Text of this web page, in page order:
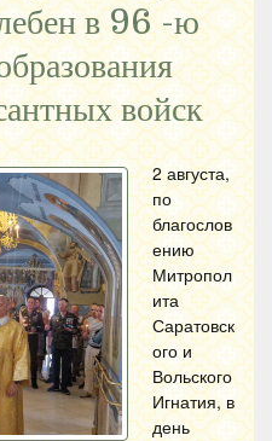
в 96 -ю
войск
2 августа,
по
благослов
ению
Митропол
ита
Саратовск
ого и
Вольского
Игнатия, в
день